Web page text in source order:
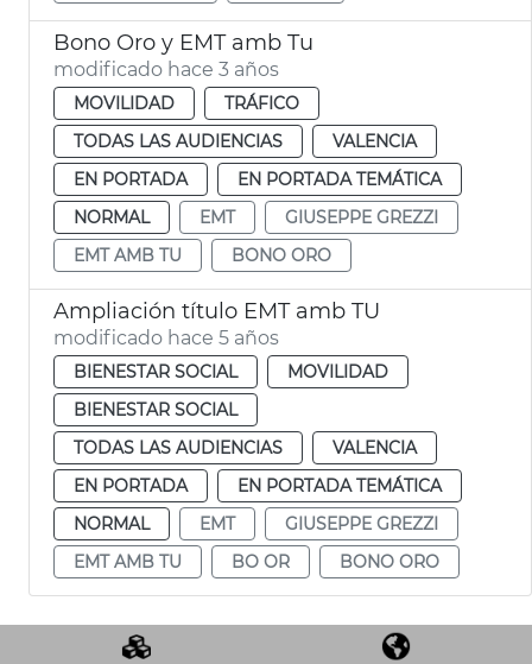
Bono Oro y EMT amb Tu
modificado hace 3 años
MOVILIDAD
TRÁFICO
TODAS LAS AUDIENCIAS
VALENCIA
EN PORTADA
EN PORTADA TEMÁTICA
NORMAL
EMT
GIUSEPPE GREZZI
EMT AMB TU
BONO ORO
Ampliación título EMT amb TU
modificado hace 5 años
BIENESTAR SOCIAL
MOVILIDAD
BIENESTAR SOCIAL
TODAS LAS AUDIENCIAS
VALENCIA
EN PORTADA
EN PORTADA TEMÁTICA
NORMAL
EMT
GIUSEPPE GREZZI
EMT AMB TU
BO OR BONO ORO